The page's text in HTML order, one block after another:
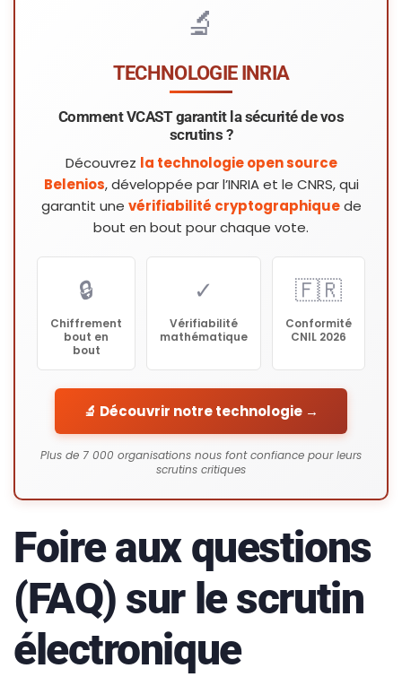
🔬
TECHNOLOGIE INRIA
Comment VCAST garantit la sécurité de vos
scrutins ?
Découvrez la technologie open source
Belenios, développée par l’INRIA et le CNRS, qui
garantit une vérifiabilité cryptographiquede
bout en bout pour chaque vote.
🔒
Chiffrement
bout en
bout
✓
Vérifiabilité
mathématique
🇫🇷
Conformité
CNIL 2026
🔬 Découvrir notre technologie →
Plus de 7 000 organisations nous font confiance pour leurs
scrutins critiques
Foire aux questions
(FAQ) sur le scrutin
électronique